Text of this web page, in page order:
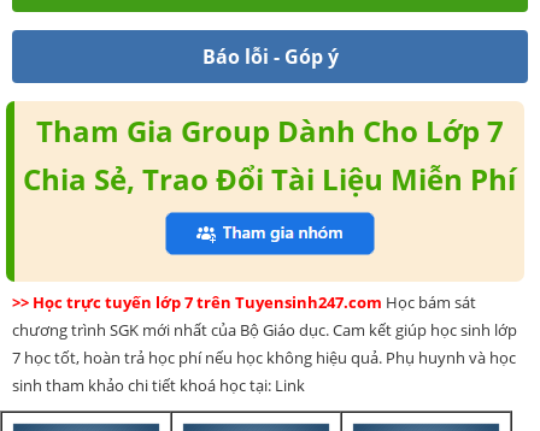
Báo lỗi - Góp ý
Tham Gia Group Dành Cho Lớp 7
Chia Sẻ, Trao Đổi Tài Liệu Miễn Phí
>> Học trực tuyến lớp 7 trên Tuyensinh247.com Học bám sát
chương trình SGK mới nhất của Bộ Giáo dục. Cam kết giúp học sinh lớp
7 học tốt, hoàn trả học phí nếu học không hiệu quả. Phụ huynh và học
sinh tham khảo chi tiết khoá học tại: Link